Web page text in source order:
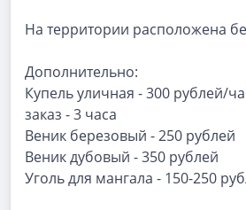
На территории расположена
Дополнительно:
Купель уличная - 300 рублей/
заказ - 3 часа
Веник березовый - 250 рублей
Веник дубовый - 350 рублей
Уголь для мангала - 150-250